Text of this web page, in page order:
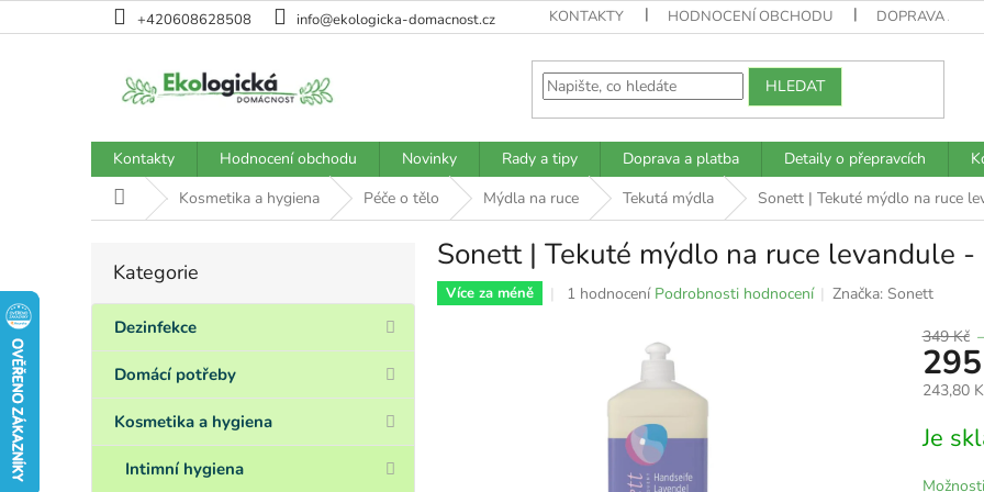
na
+420608628508 info@ekologicka-domacnost.cz KONTAKTY HODNOCENÍ OBCHODU DOPRAVA A
HLEDAT
Kontakty Hodnocení obchodu Novinky Rady a tipy Doprava a platba Detaily o přepravcích
Domů Kosmetika a hygiena Péče o tělo Mýdla na ruce Tekutá mýdla Sonett | Tekuté mýdlo na ruce
s
r
n
í
Přeskočit
Kategorie
Dezinfekce
Domácí potřeby
Kosmetika a hygiena
Intimní hygiena
Sonett | Tekuté mýdlo na ruce levandule
Více za méně
Průměrné
hvězdiček.
1 hodnocení Podrobnosti hodnocení Značka: Sonett
349 Kč
243,80
cena:
Je